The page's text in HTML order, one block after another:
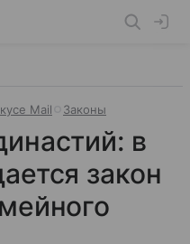
Mail Законы
в
закон